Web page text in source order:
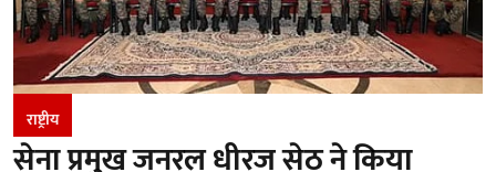
राष्ट्रीय
सेना प्रमुख जनरल धीरज सेठ ने किया